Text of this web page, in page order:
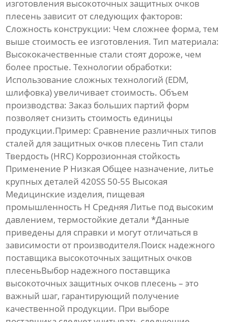
изготовления высокоточных защитных очков
плесень зависит от следующих факторов:
Сложность конструкции: Чем сложнее форма, тем
выше стоимость ее изготовления.Тип материала:
Высококачественные стали стоят дороже, чем
более простые.Технологии обработки:
Использование сложных технологий (EDM,
шлифовка) увеличивает стоимость. Объем
производства: Заказ больших партий форм
позволяет снизить стоимость единицы
продукции.Пример: Сравнение различных типов
сталей длязащитных очков плесень Тип стали
Твердость (HRC) Коррозионная стойкость
Применение P Низкая Общее назначение, литье
крупных деталей 420SS 50-55 Высокая
Медицинские изделия, пищевая
промышленность H Средняя Литье под высоким
давлением, термостойкие детали *Данные
приведены для справки и могут отличаться в
зависимости от производителя.Поиск надежного
поставщика высокоточных защитных очков
плесеньВыбор надежного поставщика
высокоточных защитных очков плесень – это
важный шаг, гарантирующий получение
качественной продукции. При выборе